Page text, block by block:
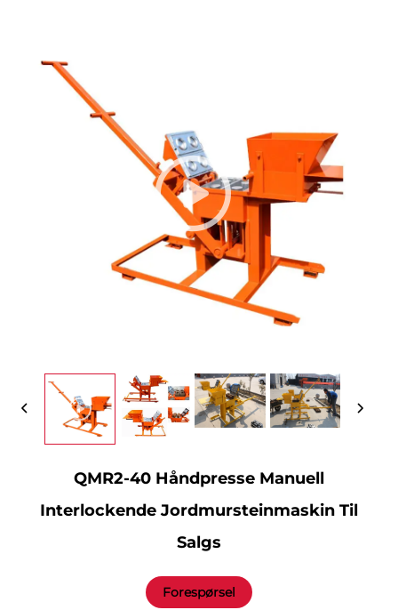
QMR2-40 Håndpresse Manuell
Interlockende Jordmursteinmaskin Til
Salgs
Forespørsel